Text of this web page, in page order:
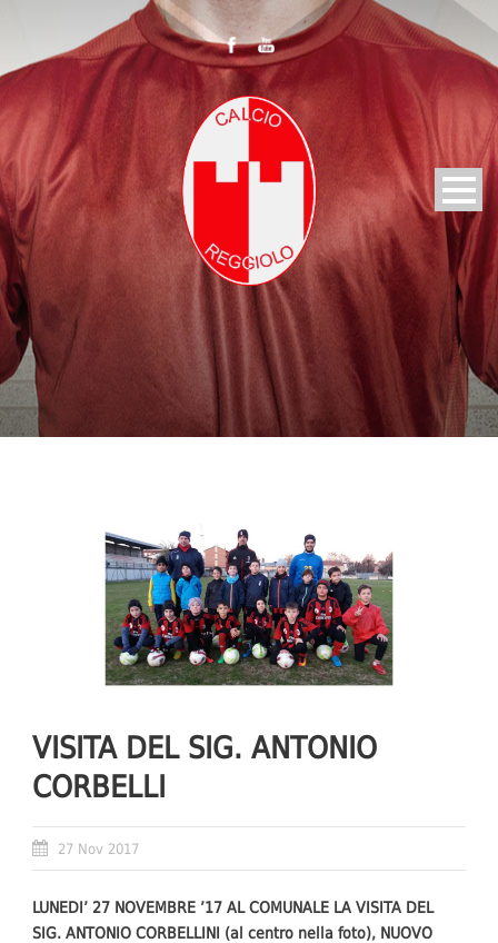
VISITA DEL SIG. ANTONIO
CORBELLI
27 Nov 2017
LUNEDI’ 27 NOVEMBRE ’17 AL COMUNALE LA VISITA DEL
SIG. ANTONIO CORBELLINI (al centro nella foto), NUOVO